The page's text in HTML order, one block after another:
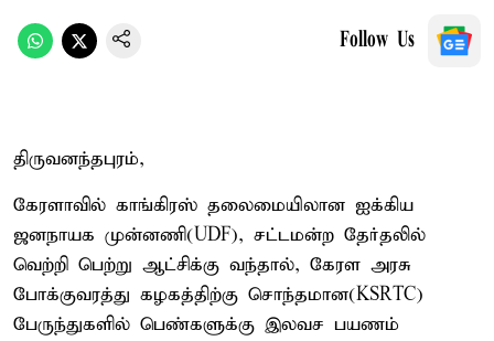
Follow Us
திருவனந்தபுரம்,
கேரளாவில் காங்கிரஸ் தலைமையிலான ஐக்கிய
ஜனநாயக முன்னணி(UDF), சட்டமன்ற தேர்தலில்
வெற்றி பெற்று ஆட்சிக்கு வந்தால், கேரள அரசு
போக்குவரத்து கழகத்திற்கு சொந்தமான(KSRTC)
பேருந்துகளில் பெண்களுக்கு இலவச பயணம்